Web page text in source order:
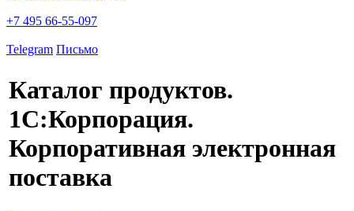
+7 495 66-55-097
Telegram Письмо
Каталог продуктов.
1С:Корпорация.
Корпоративная электронная
поставка